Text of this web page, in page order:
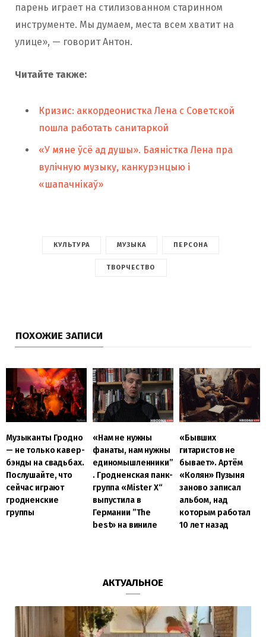
парень играет на стилизованном старинном
инструменте. Мы думаем, места всем хватит на
улице», — говорит Антон.
Читайте также:
Кризис: аккордеонистка Лена с Советской
пошла работать санитаркой
«У мяне ўсё ад душы». Баяністка Лена пра
вулічную музыку, канкурэнцыю і
«шапачнікаў»
КУЛЬТУРА МУЗЫКА ПЕРСОНА
ТВОРЧЕСТВО
ПОХОЖИЕ ЗАПИСИ
Музыканты Гродно
— не только кавер-
бэнды на свадьбах.
Послушайте, что
сейчас играют
гродненские
группы
«Нам не нужны
фанаты, нам нужны
единомышленники”
. Гродненская панк-
группа «Mister X“
выпустила в
Германии ”The
best» на виниле
«Бывших
гитаристов не
бывает». Артём
«Колян» Пузыня
заново записал
альбом, над
которым работал
10 лет назад
АКТУАЛЬНОЕ